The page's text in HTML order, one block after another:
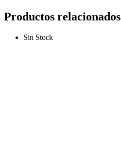
Productos relacionados
Sin Stock